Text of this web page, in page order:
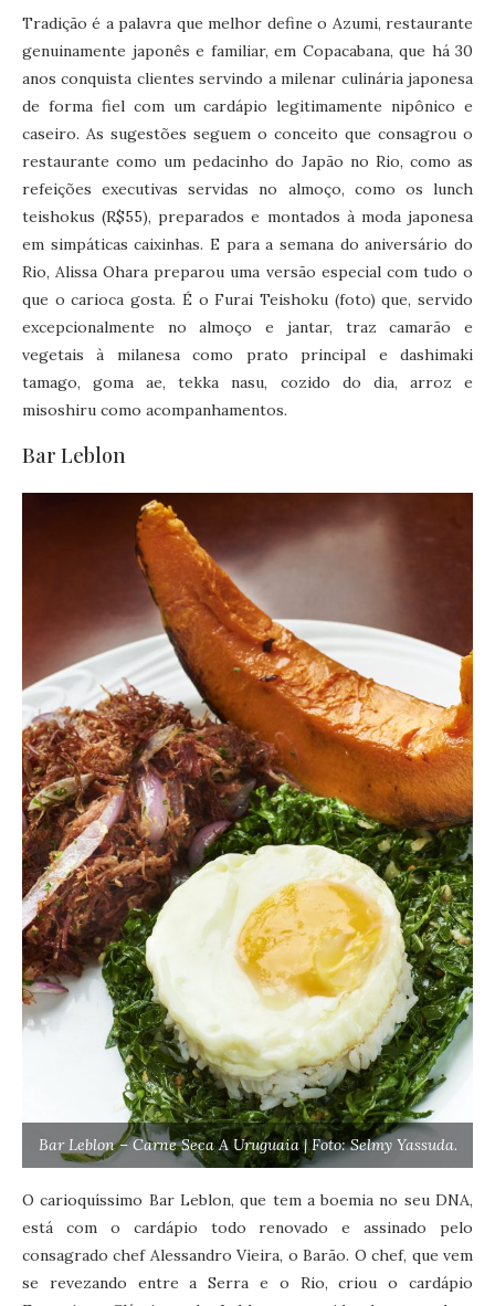
Tradição é a palavra que melhor define o Azumi, restaurante
genuinamente japonês e familiar, em Copacabana, que há 30
anos conquista clientes servindo a milenar culinária japonesa
de forma fiel com um cardápio legitimamente nipônico e
caseiro. As sugestões seguem o conceito que consagrou o
restaurante como um pedacinho do Japão no Rio, como as
refeições executivas servidas no almoço, como os lunch
teishokus (R$55), preparados e montados à moda japonesa
em simpáticas caixinhas. E para a semana do aniversário do
Rio, Alissa Ohara preparou uma versão especial com tudo o
que o carioca gosta. É o Furai Teishoku (foto) que, servido
excepcionalmente no almoço e jantar, traz camarão e
vegetais à milanesa como prato principal e dashimaki
tamago, goma ae, tekka nasu, cozido do dia, arroz e
misoshiru como acompanhamentos.
Bar Leblon
Bar Leblon – Carne Seca A Uruguaia | Foto: Selmy Yassuda.
O carioquíssimo Bar Leblon, que tem a boemia no seu DNA,
está com o cardápio todo renovado e assinado pelo
consagrado chef Alessandro Vieira, o Barão. O chef, que vem
se revezando entre a Serra e o Rio, criou o cardápio